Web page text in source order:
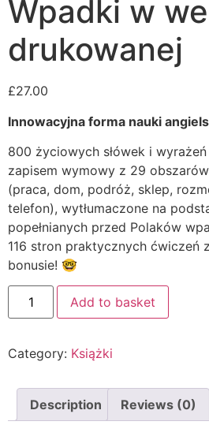
Wpadki w
drukowanej
£27.00
Innowacyjna forma nauki
800 życiowych słówek i
zapisem wymowy z 29
(praca, dom, podróż, sklep,
telefon), wytłumaczone na
popełnianych przed Polaków
116 stron praktycznych ćwiczeń
bonusie! 🤓
Add to basket
Category: Książki
Description Reviews (0)